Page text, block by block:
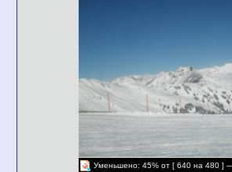
Уменьшено: 45% от [ 640 на 480 ]